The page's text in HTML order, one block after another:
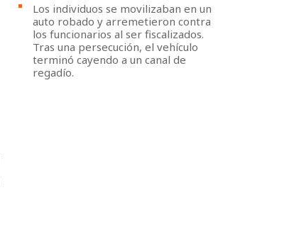
Los individuos se movilizaban en un
auto robado y arremetieron contra
los funcionarios al ser fiscalizados.
Tras una persecución, el vehículo
terminó cayendo a un canal de
regadío.